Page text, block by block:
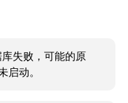
失败，可能的原
启动。